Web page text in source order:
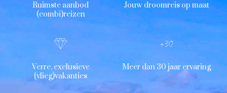
Ruimste aanbod
(combi)reizen
Jouw droomreis op maat
Verre, exclusieve
(vlieg)vakanties
Meer dan 30 jaar ervaring